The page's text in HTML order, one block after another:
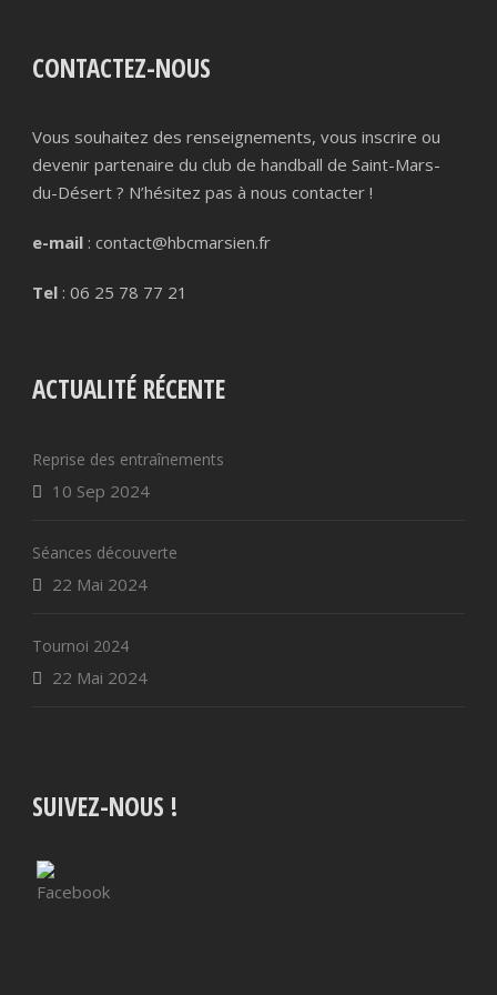
CONTACTEZ-NOUS
Vous souhaitez des renseignements, vous inscrire ou
devenir partenaire du club de handball de Saint-Mars-
du-Désert ? N’hésitez pas à nous contacter !
e-mail : contact@hbcmarsien.fr
Tel : 06 25 78 77 21
ACTUALITÉ RÉCENTE
Reprise des entraînements
10 Sep 2024
Séances découverte
22 Mai 2024
Tournoi 2024
22 Mai 2024
SUIVEZ-NOUS !